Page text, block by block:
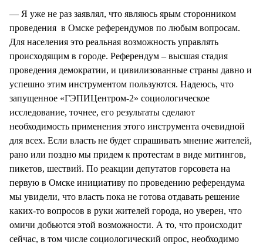
— Я уже не раз заявлял, что являюсь ярым сторонником
проведения в Омске референдумов по любым вопросам.
Для населения это реальная возможность управлять
происходящим в городе. Референдум – высшая стадия
проведения демократии, и цивилизованные страны давно и
успешно этим инструментом пользуются. Надеюсь, что
запущенное «ГЭПИЦентром-2» социологическое
исследование, точнее, его результаты сделают
необходимость применения этого инструмента очевидной
для всех. Если власть не будет спрашивать мнение жителей,
рано или поздно мы придем к протестам в виде митингов,
пикетов, шествий. По реакции депутатов горсовета на
первую в Омске инициативу по проведению референдума
мы увидели, что власть пока не готова отдавать решение
каких-то вопросов в руки жителей города, но уверен, что
омичи добьются этой возможности. А то, что происходит
сейчас, в том числе социологический опрос, необходимо